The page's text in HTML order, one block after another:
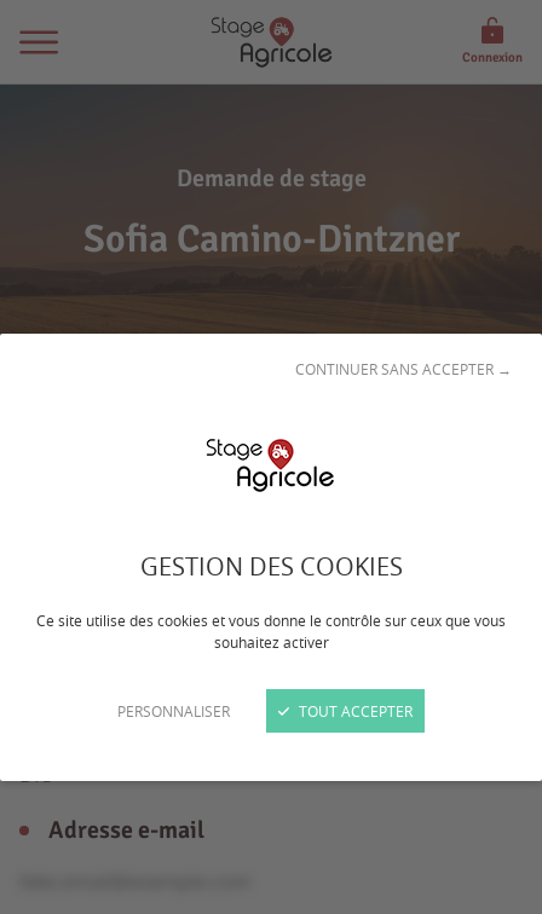
GESTION DES COOKIES
Ce site utilise des cookies et vous donne le contrôle sur ceux que vous
souhaitez activer
PERSONNALISER
CONTINUER SANS ACCEPTER →
TOUT ACCEPTER
Connexion
Demande de stage
Sofia Camino-Dintzner
Âge
Formation
BTS
Adresse e-mail